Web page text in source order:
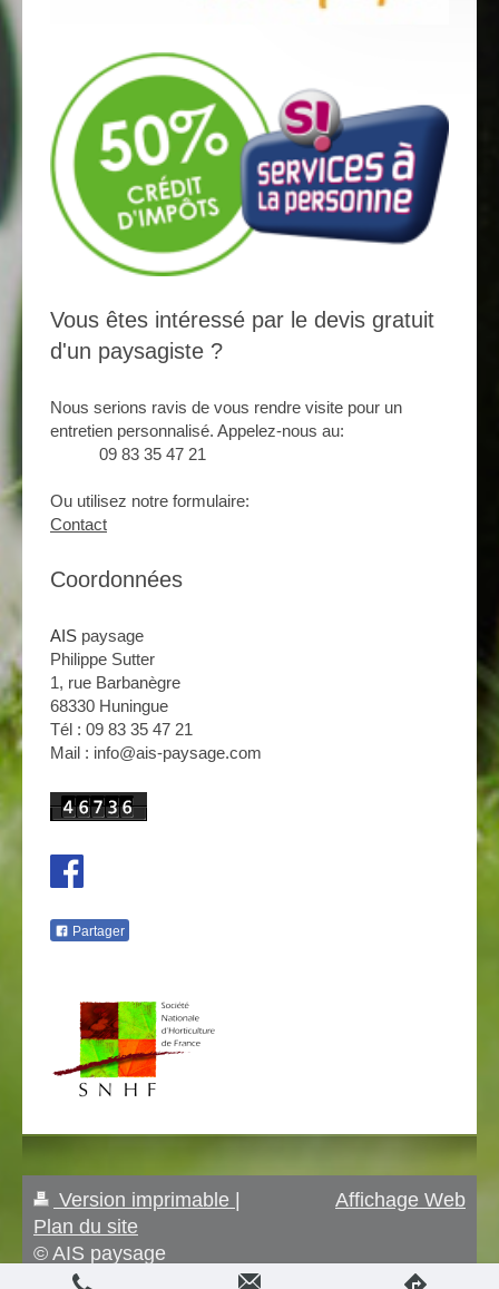
Vous êtes intéressé par le devis gratuit
d'un paysagiste ?
Nous serions ravis de vous rendre visite pour un
entretien personnalisé. Appelez-nous au:
09 83 35 47 21
Ou utilisez notre formulaire:
Contact
Coordonnées
AIS paysage
Philippe Sutter
1, rue Barbanègre
68330 Huningue
Tél : 09 83 35 47 21
Mail : info@ais-paysage.com
Partager
Version imprimable |
Plan du site
© AIS paysage
Affichage Web